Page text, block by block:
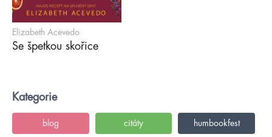
Elizabeth Acevedo
Se špetkou skořice
Kategorie
blog citáty humbookfest